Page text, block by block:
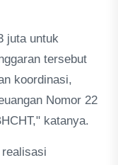
juta untuk
tersebut
koordinasi,
Nomor 22
katanya.